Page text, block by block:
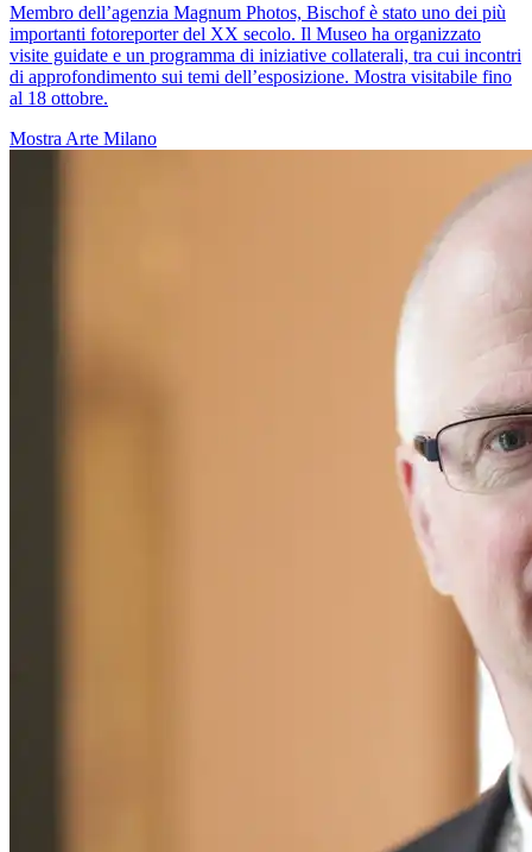
Membro dell’agenzia Magnum Photos, Bischof è stato uno dei più
importanti fotoreporter del XX secolo. Il Museo ha organizzato
visite guidate e un programma di iniziative collaterali, tra cui incontri
di approfondimento sui temi dell’esposizione. Mostra visitabile fino
al 18 ottobre.
Mostra Arte Milano